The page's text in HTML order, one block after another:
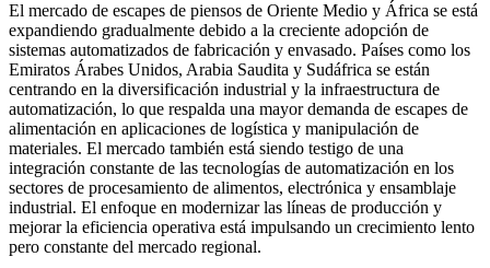
El mercado de escapes de piensos de Oriente Medio y África se está
expandiendo gradualmente debido a la creciente adopción de
sistemas automatizados de fabricación y envasado. Países como los
Emiratos Árabes Unidos, Arabia Saudita y Sudáfrica se están
centrando en la diversificación industrial y la infraestructura de
automatización, lo que respalda una mayor demanda de escapes de
alimentación en aplicaciones de logística y manipulación de
materiales. El mercado también está siendo testigo de una
integración constante de las tecnologías de automatización en los
sectores de procesamiento de alimentos, electrónica y ensamblaje
industrial. El enfoque en modernizar las líneas de producción y
mejorar la eficiencia operativa está impulsando un crecimiento lento
pero constante del mercado regional.